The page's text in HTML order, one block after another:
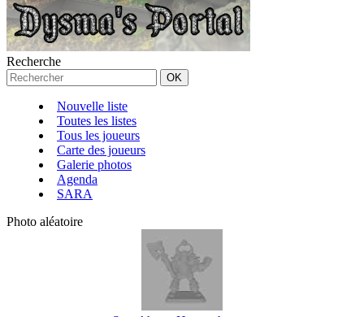
Recherche
Nouvelle liste
Toutes les listes
Tous les joueurs
Carte des joueurs
Galerie photos
Agenda
SARA
Photo aléatoire